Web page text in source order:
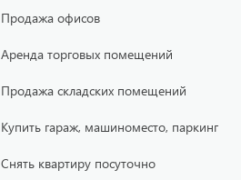
Продажа офисов
Аренда торговых помещений
Продажа складских помещений
Купить гараж, машиноместо, паркинг
Снять квартиру посуточно